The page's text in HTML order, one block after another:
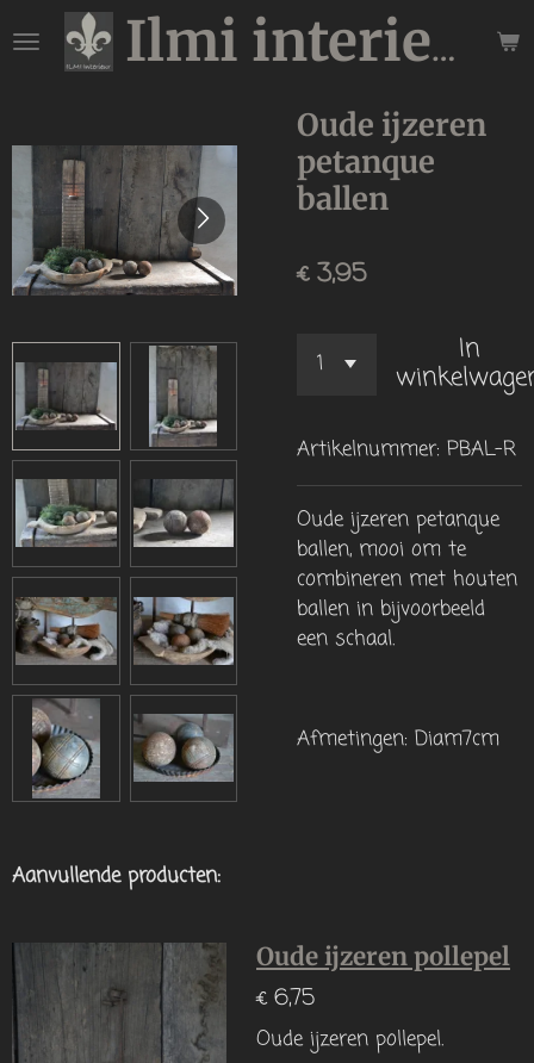
direct
hoofdinhoud
Ilmi interieur
Oude ijzeren
petanque
ballen
€ 3,95
In
Artikelnummer: PBAL-R
Oude ijzeren petanque
ballen, mooi om te
combineren met houten
ballen in bijvoorbeeld
een schaal.
Afmetingen: Diam7cm
Aanvullende producten:
Oude ijzeren pollepel
€ 6,75
Oude ijzeren pollepel.